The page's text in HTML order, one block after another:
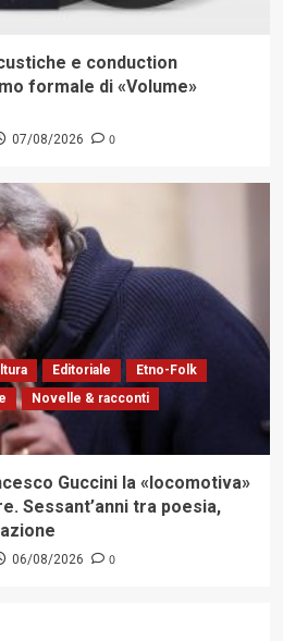
e conduction
formale di «Volume»
07/08/2026 0
Editoriale
Etno-Folk
Novelle & racconti
Guccini la «locomotiva»
Sessant’anni tra poesia,
06/08/2026 0